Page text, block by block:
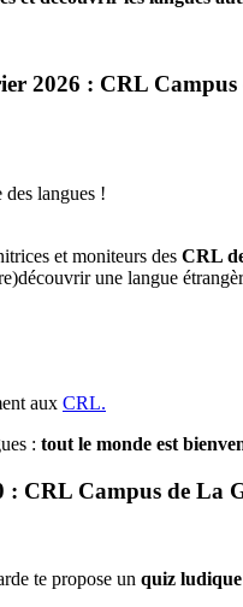
2026 : CRL Campus
des langues !
et moniteurs des CRL
une langue
aux CRL.
: tout le monde est
CRL Campus de La
te propose un quiz